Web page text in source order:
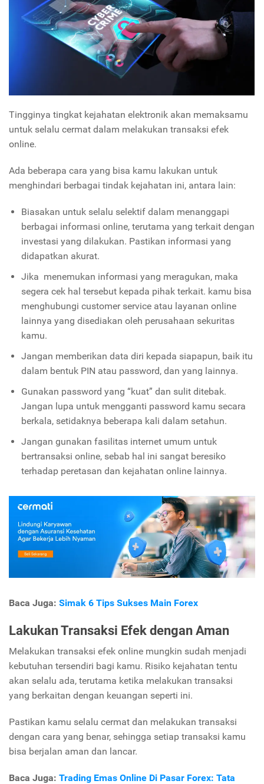
Tingginya tingkat kejahatan elektronik akan memaksamu
untuk selalu cermat dalam melakukan transaksi efek
online.
Ada beberapa cara yang bisa kamu lakukan untuk
menghindari berbagai tindak kejahatan ini, antara lain:
Biasakan untuk selalu selektif dalam menanggapi
berbagai informasi online, terutama yang terkait dengan
investasi yang dilakukan. Pastikan informasi yang
didapatkan akurat.
Jika menemukan informasi yang meragukan, maka
segera cek hal tersebut kepada pihak terkait. kamu bisa
menghubungi customer service atau layanan online
lainnya yang disediakan oleh perusahaan sekuritas
kamu.
Jangan memberikan data diri kepada siapapun, baik itu
dalam bentuk PIN atau password, dan yang lainnya.
Gunakan password yang “kuat” dan sulit ditebak.
Jangan lupa untuk mengganti password kamu secara
berkala, setidaknya beberapa kali dalam setahun.
Jangan gunakan fasilitas internet umum untuk
bertransaksi online, sebab hal ini sangat beresiko
terhadap peretasan dan kejahatan online lainnya.
Baca Juga: Simak 6 Tips Sukses Main Forex
Lakukan Transaksi Efek dengan Aman
Melakukan transaksi efek online mungkin sudah menjadi
kebutuhan tersendiri bagi kamu. Risiko kejahatan tentu
akan selalu ada, terutama ketika melakukan transaksi
yang berkaitan dengan keuangan seperti ini.
Pastikan kamu selalu cermat dan melakukan transaksi
dengan cara yang benar, sehingga setiap transaksi kamu
bisa berjalan aman dan lancar.
Baca Juga: Trading Emas Online Di Pasar Forex: Tata